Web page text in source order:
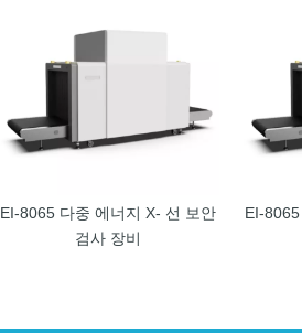
EI-8065 다중 에너지 X- 선 보안
검사 장비
EI-